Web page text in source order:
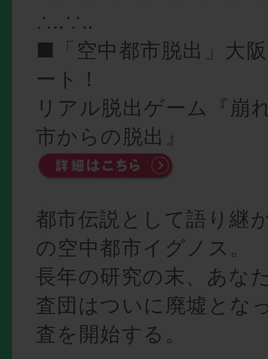
∴‥∵‥
■「空中都市脱出」大
ート！
リアル脱出ゲーム『崩
市からの脱出』
都市伝説として語り継
の空中都市イグノス。
長年の研究の末、あな
査団はついに廃墟とな
査を開始する。